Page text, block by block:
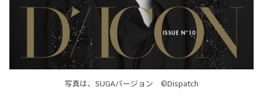
写真は、SUGAバージョン ©Dispatch